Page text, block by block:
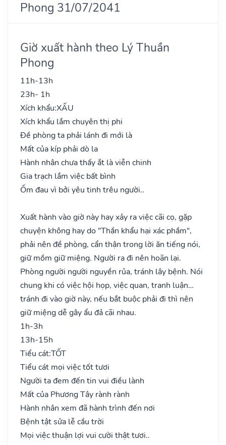
Phong 31/07/2041
Giờ xuất hành theo Lý Thuần
Phong
11h-13h
23h- 1h
Xích khẩu:XẤU
Xích khẩu lắm chuyên thị phi
Đề phòng ta phải lánh đi mới là
Mất của kíp phải dò la
Hành nhân chưa thấy ắt là viễn chinh
Gia trạch lắm việc bất bình
Ốm đau vì bởi yêu tinh trêu người..
Xuất hành vào giờ này hay xảy ra việc cãi cọ, gặp
chuyện không hay do "Thần khẩu hại xác phầm",
phải nên đề phòng, cẩn thận trong lời ăn tiếng nói,
giữ mồm giữ miệng. Người ra đi nên hoãn lại.
Phòng người người nguyền rủa, tránh lây bệnh. Nói
chung khi có việc hội họp, việc quan, tranh luận…
tránh đi vào giờ này, nếu bắt buộc phải đi thì nên
giữ miệng dễ gây ẩu đả cãi nhau.
1h-3h
13h-15h
Tiểu cát:TỐT
Tiểu cát mọi việc tốt tươi
Người ta đem đến tin vui điều lành
Mất của Phương Tây rành rành
Hành nhân xem đã hành trình đến nơi
Bệnh tật sửa lễ cầu trời
Mọi việc thuận lợi vui cười thật tươi..